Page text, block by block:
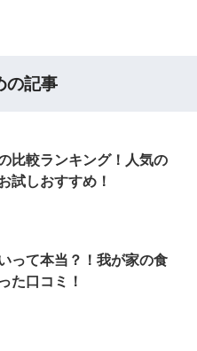
の記事
比較ランキング！人気の
試しおすすめ！
って本当？！我が家の食
た口コミ！